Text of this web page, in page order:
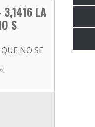
3,1416 LA
S
NO SE